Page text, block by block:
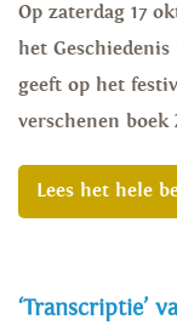
Op zaterdag 17
het
geeft op het
verschenen boek
Lees het hele
‘Transcriptie’